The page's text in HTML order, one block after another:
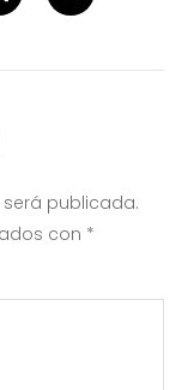
publicada.
con *